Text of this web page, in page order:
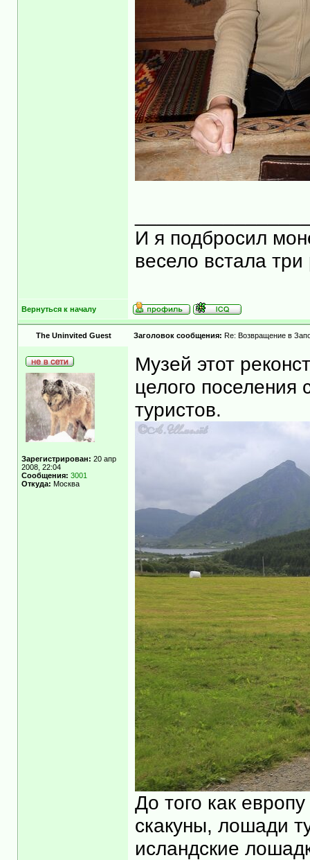
И я подбросил
весело встала
Вернуться к началу
The Uninvited Guest Заголовок сообщения: Re: Возвращение в
Зарегистрирован: 20 апр
2008, 22:04
Сообщения: 3001
Откуда: Москва
Музей этот
целого поселения
туристов.
До того как
скакуны, лошади
исландские